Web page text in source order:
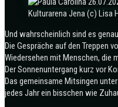
Kulturarena Jena (c) Lisa
Und wahrscheinlich sind es
Die Gespräche auf den Treppen
Wiedersehen mit Menschen, die
Der Sonnenuntergang kurz vor
Das gemeinsame Mitsingen
jedes Jahr ein bisschen wie